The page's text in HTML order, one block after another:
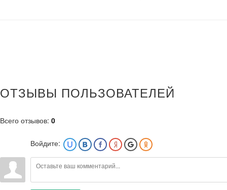
ОТЗЫВЫ ПОЛЬЗОВАТЕЛЕЙ
Всего отзывов: 0
Войдите: